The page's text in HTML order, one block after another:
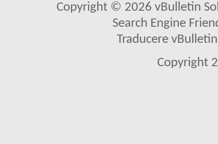
Copyright © 2026 vBulletin
Search Engine
Traducere
Copyright